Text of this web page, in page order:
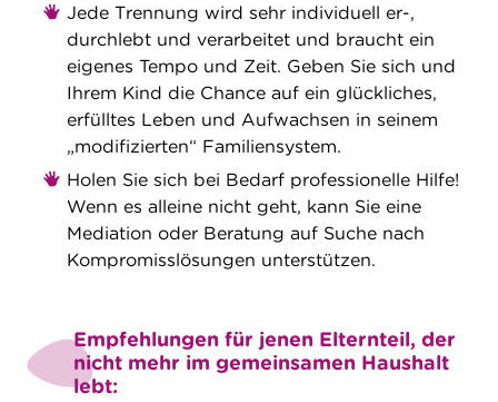
Jede Trennung wird sehr individuell er-,
durchlebt und verarbeitet und braucht ein
eigenes Tempo und Zeit. Geben Sie sich und
Ihrem Kind die Chance auf ein glückliches,
erfülltes Leben und Aufwachsen in seinem
„modifizierten“ Familiensystem.
Holen Sie sich bei Bedarf professionelle Hilfe!
Wenn es alleine nicht geht, kann Sie eine
Mediation oder Beratung auf Suche nach
Kompromisslösungen unterstützen.
Empfehlungen für jenen Elternteil, der
nicht mehr im gemeinsamen Haushalt
lebt: